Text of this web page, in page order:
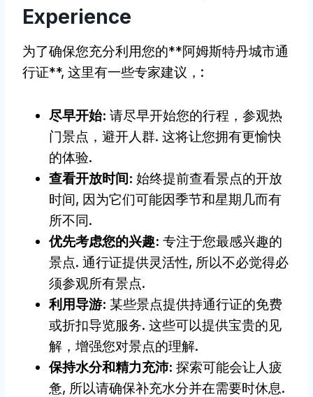
Experience
为了确保您充分利用您的**阿姆斯特丹城市通
行证**, 这里有一些专家建议，:
尽早开始: 请尽早开始您的行程，参观热
门景点，避开人群. 这将让您拥有更愉快
的体验.
查看开放时间: 始终提前查看景点的开放
时间, 因为它们可能因季节和星期几而有
所不同.
优先考虑您的兴趣: 专注于您最感兴趣的
景点. 通行证提供灵活性, 所以不必觉得必
须参观所有景点.
利用导游: 某些景点提供持通行证的免费
或折扣导览服务. 这些可以提供宝贵的见
解，增强您对景点的理解.
保持水分和精力充沛: 探索可能会让人疲
惫, 所以请确保补充水分并在需要时休息.